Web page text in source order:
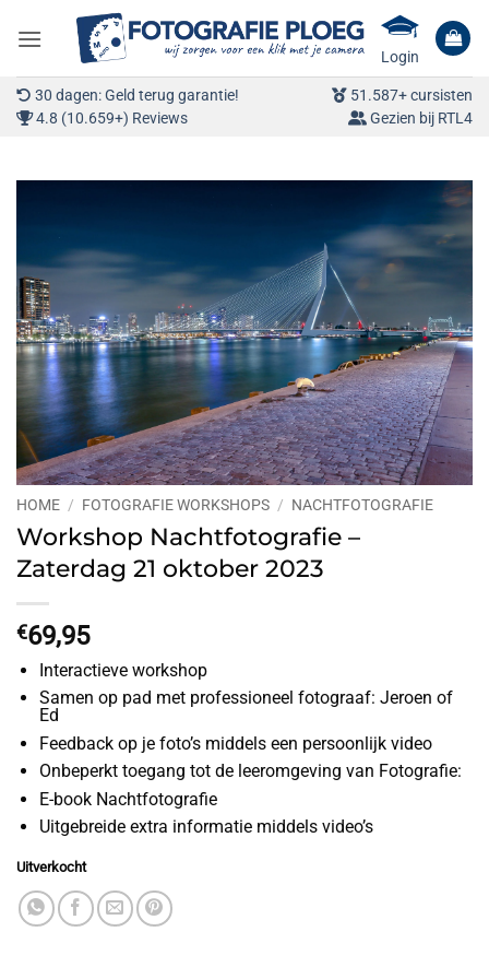
naar
Login
30 dagen: Geld terug garantie!
51.587+ cursisten
4.8 (10.659+) Reviews
Gezien bij RTL4
HOME / FOTOGRAFIE WORKSHOPS / NACHTFOTOGRAFIE
Workshop Nachtfotografie –
Zaterdag 21 oktober 2023
€69,95
Interactieve workshop
Samen op pad met professioneel fotograaf: Jeroen of
Ed
Feedback op je foto’s middels een persoonlijk video
Onbeperkt toegang tot de leeromgeving van Fotografie:
E-book Nachtfotografie
Uitgebreide extra informatie middels video’s
Uitverkocht